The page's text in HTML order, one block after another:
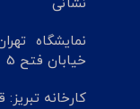
نمایشگاه
خیابان فتح 5
کارخانه